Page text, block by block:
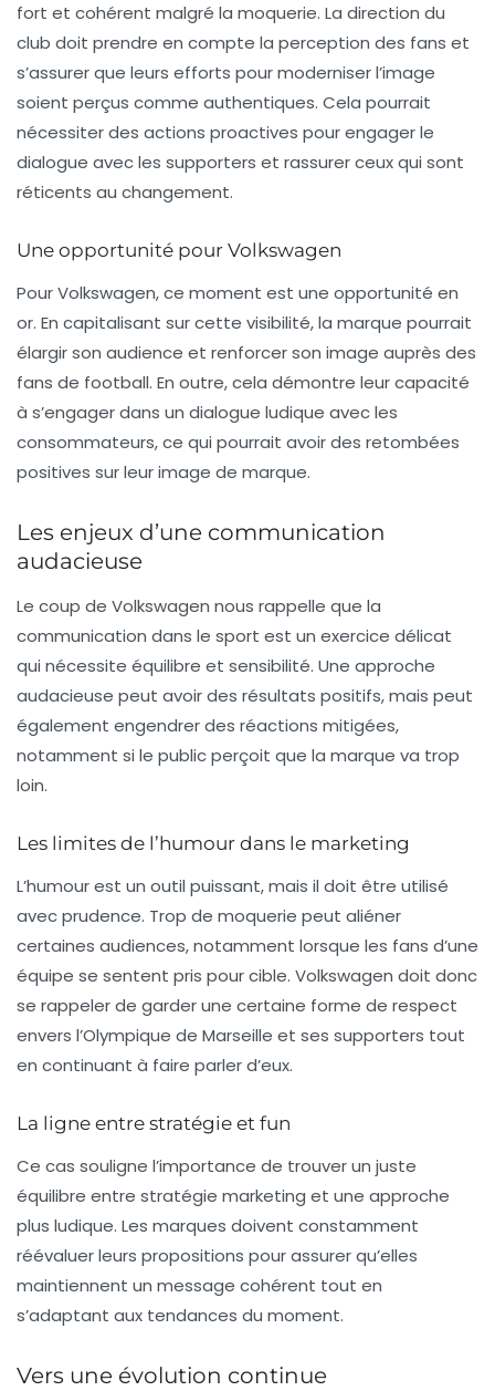
fort et cohérent malgré la moquerie. La direction du
club doit prendre en compte la perception des fans et
s’assurer que leurs efforts pour moderniser l’image
soient perçus comme authentiques. Cela pourrait
nécessiter des actions proactives pour engager le
dialogue avec les supporters et rassurer ceux qui sont
réticents au changement.
Une opportunité pour Volkswagen
Pour Volkswagen, ce moment est une opportunité en
or. En capitalisant sur cette visibilité, la marque pourrait
élargir son audience et renforcer son image auprès des
fans de football. En outre, cela démontre leur capacité
à s’engager dans un dialogue ludique avec les
consommateurs, ce qui pourrait avoir des retombées
positives sur leur image de marque.
Les enjeux d’une communication
audacieuse
Le coup de Volkswagen nous rappelle que la
communication dans le sport est un exercice délicat
qui nécessite équilibre et sensibilité. Une approche
audacieuse peut avoir des résultats positifs, mais peut
également engendrer des réactions mitigées,
notamment si le public perçoit que la marque va trop
loin.
Les limites de l’humour dans le marketing
L’humour est un outil puissant, mais il doit être utilisé
avec prudence. Trop de moquerie peut aliéner
certaines audiences, notamment lorsque les fans d’une
équipe se sentent pris pour cible. Volkswagen doit donc
se rappeler de garder une certaine forme de respect
envers l’Olympique de Marseille et ses supporters tout
en continuant à faire parler d’eux.
La ligne entre stratégie et fun
Ce cas souligne l’importance de trouver un juste
équilibre entre stratégie marketing et une approche
plus ludique. Les marques doivent constamment
réévaluer leurs propositions pour assurer qu’elles
maintiennent un message cohérent tout en
s’adaptant aux tendances du moment.
Vers une évolution continue